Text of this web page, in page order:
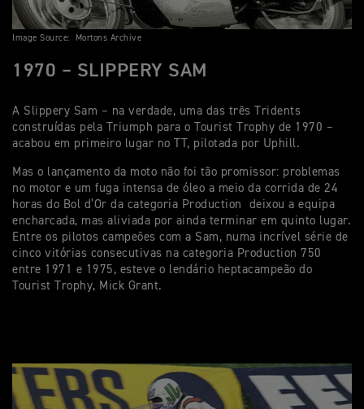
Image Source: Mortons Archive
1970 – SLIPPERY SAM
A Slippery Sam – na verdade, uma das três Tridents
construídas pela Triumph para o Tourist Trophy de 1970 –
acabou em primeiro lugar no TT, pilotada por Uphill.
Mas o lançamento da moto não foi tão promissor: problemas
no motor e um fuga intensa de óleo a meio da corrida de 24
horas do Bol d’Or da categoria Production deixou a equipa
encharcada, mas aliviada por ainda terminar em quinto lugar.
Entre os pilotos campeões com a Sam, numa incrível série de
cinco vitórias consecutivas na categoria Production 750
entre 1971 e 1975, esteve o lendário heptacampeão do
Tourist Trophy, Mick Grant.